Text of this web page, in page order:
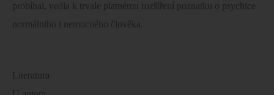
probíhal, vedla k trvale platnému rozšíření poznatku o psychice
normálního i nemocného člověka.
Literatura